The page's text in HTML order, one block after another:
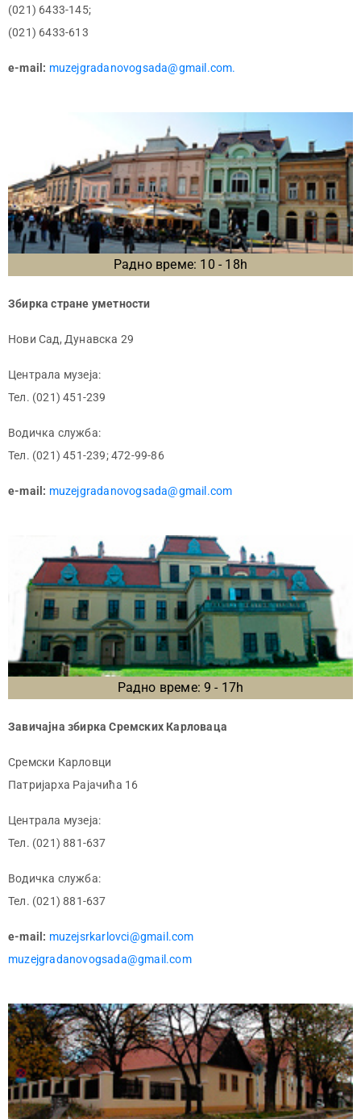
(021) 6433-145;
(021) 6433-613
e-mail: muzejgradanovogsada@gmail.com.
Радно време: 10 - 18h
Збирка стране уметности
Нови Сад, Дунавска 29
Централа музеја:
Тел. (021) 451-239
Водичка служба:
Тел. (021) 451-239; 472-99-86
e-mail: muzejgradanovogsada@gmail.com
Радно време: 9 - 17h
Завичајна збирка Сремских Карловаца
Сремски Карловци
Патријарха Рајачића 16
Централа музеја:
Тел. (021) 881-637
Водичка служба:
Тел. (021) 881-637
e-mail: muzejsrkarlovci@gmail.com
muzejgradanovogsada@gmail.com